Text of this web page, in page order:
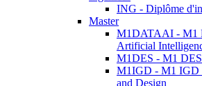
ING - Diplôme
Master
M1DATAAI - M1
Artificial
M1DES - M1 DES
M1IGD - M1 IGD
and Design